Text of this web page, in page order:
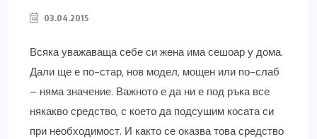
03.04.2015
Всяка уважаваща себе си жена има сешоар у дома.
Дали ще е по-стар, нов модел, мощен или по-слаб
– няма значение. Важното е да ни е под ръка все
някакво средство, с което да подсушим косата си
при необходимост. И както се оказва това средство